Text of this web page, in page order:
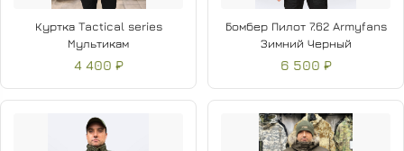
Куртка Tactical series
Мультикам
4 400 ₽
Бомбер Пилот 7.62 Armyfans
Зимний Черный
6 500 ₽